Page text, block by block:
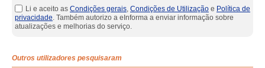
Li e aceito as Condições gerais, Condições de Utilização e Política de
privacidade. Também autorizo a eInforma a enviar informação sobre
atualizações e melhorias do serviço.
Outros utilizadores pesquisaram